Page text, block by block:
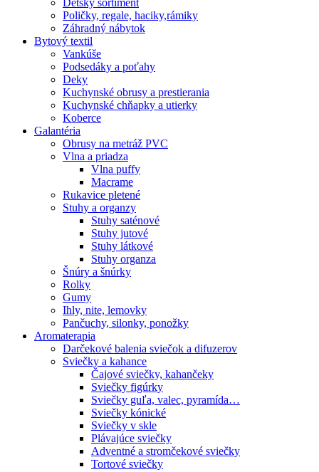
Detský sortiment
Poličky, regale, haciky,rámiky
Záhradný nábytok
Bytový textil
Vankúše
Podsedáky a poťahy
Deky
Kuchynské obrusy a prestierania
Kuchynské chňapky a utierky
Koberce
Galantéria
Obrusy na metráž PVC
Vlna a priadza
Vlna puffy
Macrame
Rukavice pletené
Stuhy a organzy
Stuhy saténové
Stuhy jutové
Stuhy látkové
Stuhy organza
Šnúry a šnúrky
Rolky
Gumy
Ihly, nite, lemovky
Pančuchy, silonky, ponožky
Aromaterapia
Darčekové balenia sviečok a difuzerov
Sviečky a kahance
Čajové sviečky, kahančeky
Sviečky figúrky
Sviečky guľa, valec, pyramída…
Sviečky kónické
Sviečky v skle
Plávajúce sviečky
Adventné a stromčekové sviečky
Tortové sviečky